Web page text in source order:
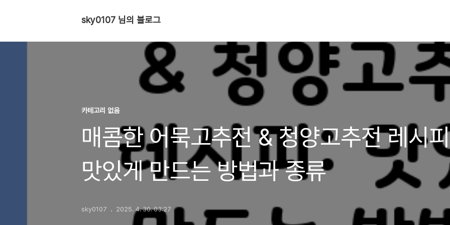
sky0107 님의 블로그
카테고리 없음
매콤한 어묵고추전 & 청양고추전 레시
맛있게 만드는 방법과 종류
sky0107 2025. 4. 30. 03:27